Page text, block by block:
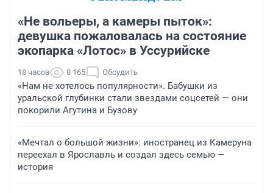
«Не вольеры, а камеры пыток»:
девушка пожаловалась на состояние
экопарка «Лотос» в Уссурийске
18 часов 8 165 Обсудить
«Нам не хотелось популярности». Бабушки из
уральской глубинки стали звездами соцсетей — они
покорили Агутина и Бузову
«Мечтал о большой жизни»: иностранец из Камеруна
переехал в Ярославль и создал здесь семью —
история